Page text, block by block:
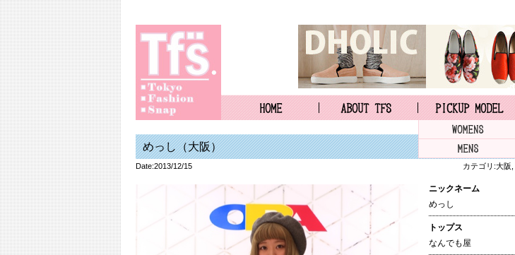
めっし（大阪）
Date:2013/12/15 カテゴリ:大阪
ニックネーム
めっし
トップス
なんでも屋